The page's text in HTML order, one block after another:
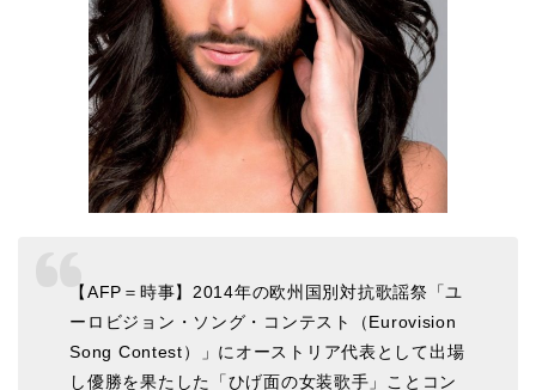
【AFP＝時事】2014年の欧州国別対抗歌謡祭「ユ
ーロビジョン・ソング・コンテスト（Eurovision
Song Contest）」にオーストリア代表として出場
し優勝を果たした「ひげ面の女装歌手」ことコン